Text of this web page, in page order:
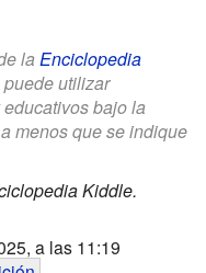
la Enciclopedia
utilizar
bajo la
a menos que se indique
Kiddle.
a las 11:19